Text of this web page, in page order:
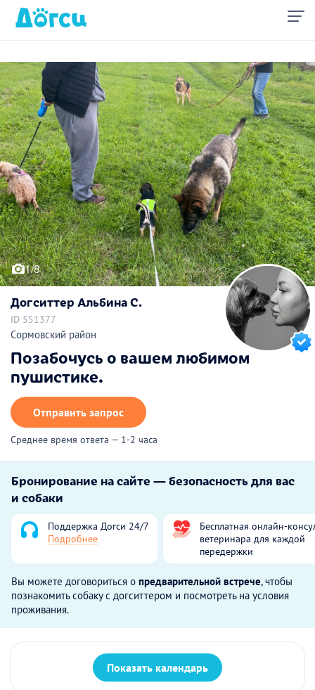
1/8
Догситтер Альбина С.
ID 551377
Сормовский район
Позабочусь о вашем любимом
пушистике.
Отправить запрос
Среднее время ответа — 1-2 часа
Бронирование на сайте — безопасность для вас
и собаки
Поддержка Догси 24/7
Подробнее
Бесплатная онлайн-
ветеринара для каждой
передержки
Вы можете договориться о предварительной встрече, чтобы
познакомить собаку с догситтером и посмотреть на условия
проживания.
Показать календарь